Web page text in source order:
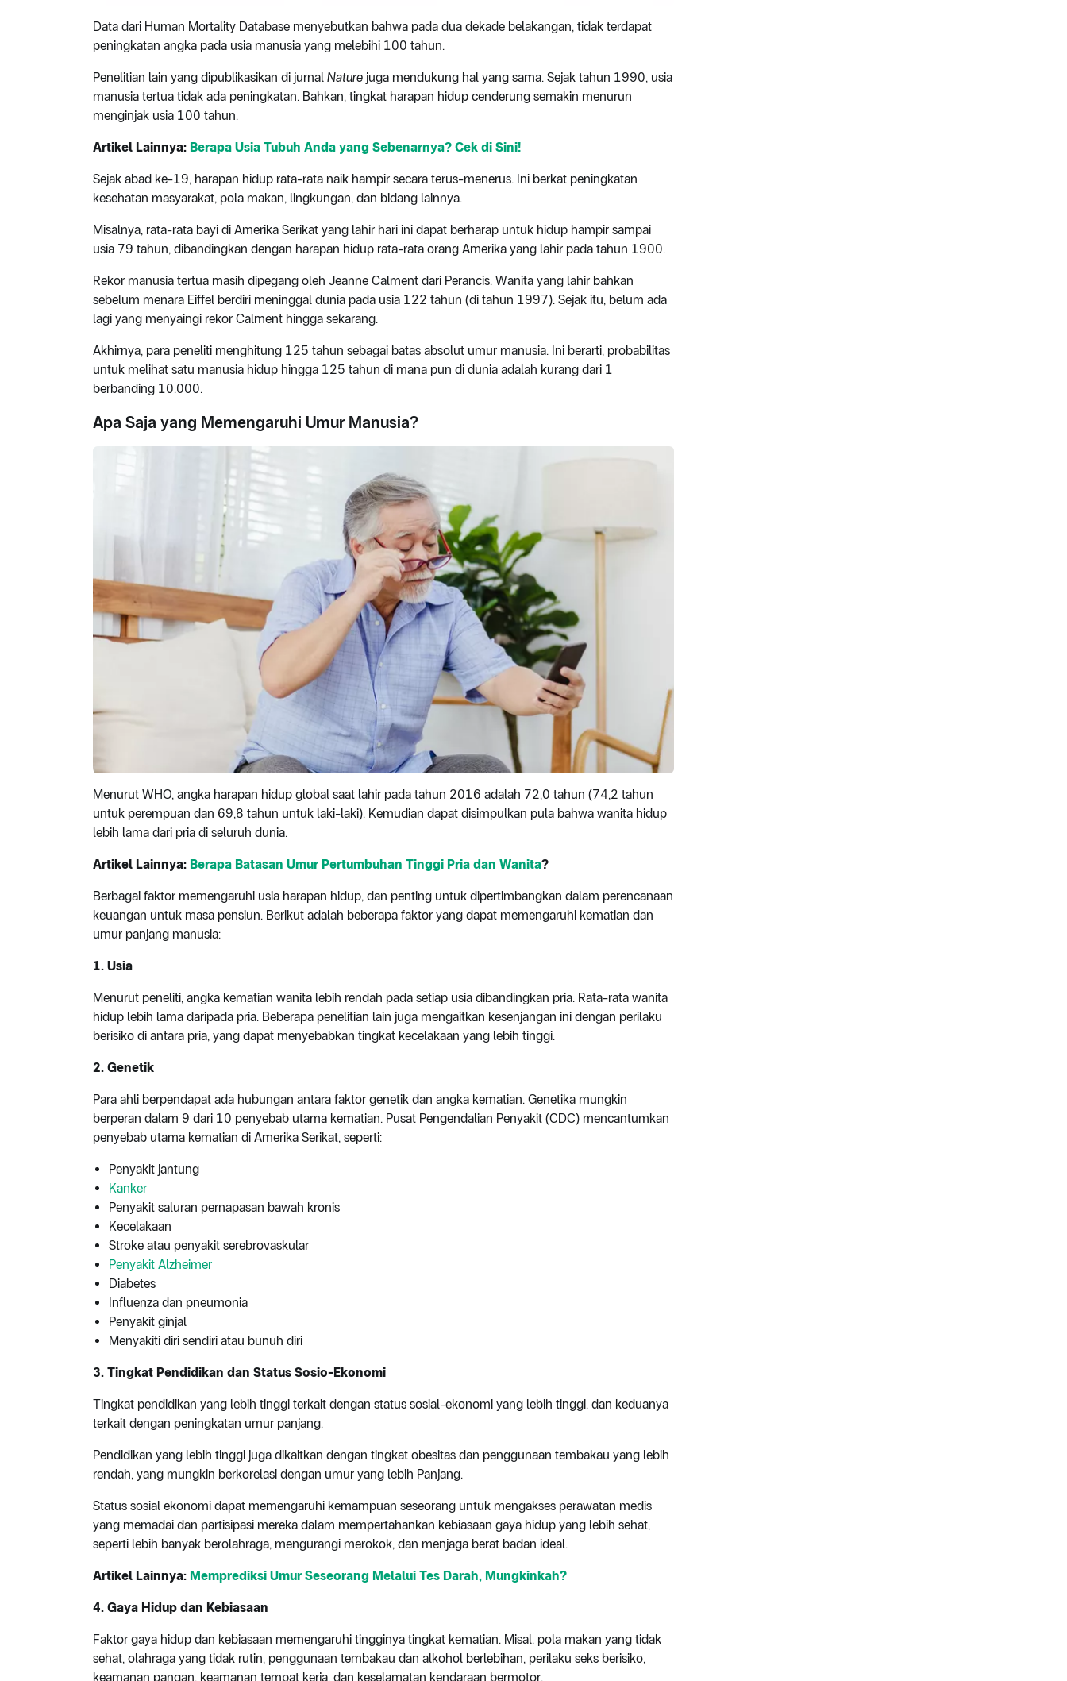
Data dari Human Mortality Database menyebutkan bahwa pada dua dekade belakangan, tidak terdapat
peningkatan angka pada usia manusia yang melebihi 100 tahun.
Penelitian lain yang dipublikasikan di jurnal Nature juga mendukung hal yang sama. Sejak tahun 1990, usia
manusia tertua tidak ada peningkatan. Bahkan, tingkat harapan hidup cenderung semakin menurun
menginjak usia 100 tahun.
Artikel Lainnya: Berapa Usia Tubuh Anda yang Sebenarnya? Cek di Sini!
Sejak abad ke-19, harapan hidup rata-rata naik hampir secara terus-menerus. Ini berkat peningkatan
kesehatan masyarakat, pola makan, lingkungan, dan bidang lainnya.
Misalnya, rata-rata bayi di Amerika Serikat yang lahir hari ini dapat berharap untuk hidup hampir sampai
usia 79 tahun, dibandingkan dengan harapan hidup rata-rata orang Amerika yang lahir pada tahun 1900.
Rekor manusia tertua masih dipegang oleh Jeanne Calment dari Perancis. Wanita yang lahir bahkan
sebelum menara Eiffel berdiri meninggal dunia pada usia 122 tahun (di tahun 1997). Sejak itu, belum ada
lagi yang menyaingi rekor Calment hingga sekarang.
Akhirnya, para peneliti menghitung 125 tahun sebagai batas absolut umur manusia. Ini berarti, probabilitas
untuk melihat satu manusia hidup hingga 125 tahun di mana pun di dunia adalah kurang dari 1
berbanding 10.000.
Apa Saja yang Memengaruhi Umur Manusia?
Menurut WHO, angka harapan hidup global saat lahir pada tahun 2016 adalah 72,0 tahun (74,2 tahun
untuk perempuan dan 69,8 tahun untuk laki-laki). Kemudian dapat disimpulkan pula bahwa wanita hidup
lebih lama dari pria di seluruh dunia.
Artikel Lainnya: Berapa Batasan Umur Pertumbuhan Tinggi Pria dan Wanita?
Berbagai faktor memengaruhi usia harapan hidup, dan penting untuk dipertimbangkan dalam perencanaan
keuangan untuk masa pensiun. Berikut adalah beberapa faktor yang dapat memengaruhi kematian dan
umur panjang manusia:
1. Usia
Menurut peneliti, angka kematian wanita lebih rendah pada setiap usia dibandingkan pria. Rata-rata wanita
hidup lebih lama daripada pria. Beberapa penelitian lain juga mengaitkan kesenjangan ini dengan perilaku
berisiko di antara pria, yang dapat menyebabkan tingkat kecelakaan yang lebih tinggi.
2. Genetik
Para ahli berpendapat ada hubungan antara faktor genetik dan angka kematian. Genetika mungkin
berperan dalam 9 dari 10 penyebab utama kematian. Pusat Pengendalian Penyakit (CDC) mencantumkan
penyebab utama kematian di Amerika Serikat, seperti:
Penyakit jantung
Kanker
Penyakit saluran pernapasan bawah kronis
Kecelakaan
Stroke atau penyakit serebrovaskular
Penyakit Alzheimer
Diabetes
Influenza dan pneumonia
Penyakit ginjal
Menyakiti diri sendiri atau bunuh diri
3. Tingkat Pendidikan dan Status Sosio-Ekonomi
Tingkat pendidikan yang lebih tinggi terkait dengan status sosial-ekonomi yang lebih tinggi, dan keduanya
terkait dengan peningkatan umur panjang.
Pendidikan yang lebih tinggi juga dikaitkan dengan tingkat obesitas dan penggunaan tembakau yang lebih
rendah, yang mungkin berkorelasi dengan umur yang lebih Panjang.
Status sosial ekonomi dapat memengaruhi kemampuan seseorang untuk mengakses perawatan medis
yang memadai dan partisipasi mereka dalam mempertahankan kebiasaan gaya hidup yang lebih sehat,
seperti lebih banyak berolahraga, mengurangi merokok, dan menjaga berat badan ideal.
Artikel Lainnya: Memprediksi Umur Seseorang Melalui Tes Darah, Mungkinkah?
4. Gaya Hidup dan Kebiasaan
Faktor gaya hidup dan kebiasaan memengaruhi tingginya tingkat kematian. Misal, pola makan yang tidak
sehat, olahraga yang tidak rutin, penggunaan tembakau dan alkohol berlebihan, perilaku seks berisiko,
keamanan pangan, keamanan tempat kerja, dan keselamatan kendaraan bermotor.